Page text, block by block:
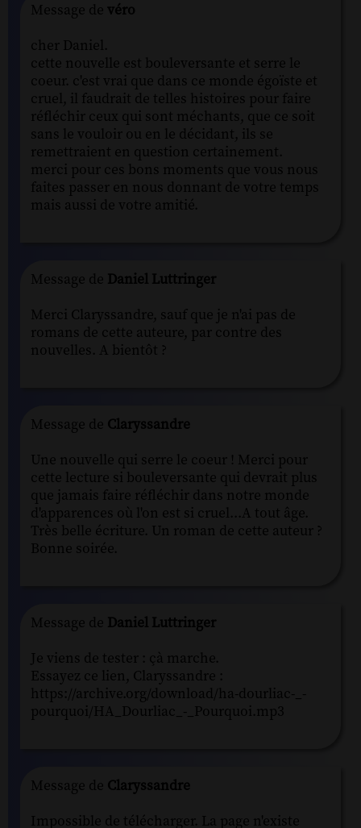
Message de véro
cher Daniel.
cette nouvelle est bouleversante et serre le
coeur. c'est vrai que dans ce monde égoïste et
cruel, il faudrait de telles histoires pour faire
réfléchir ceux qui sont méchants, que ce soit
sans le vouloir ou en le décidant, ils se
remettraient en question certainement.
merci pour ces bons moments que vous nous
faites passer en nous donnant de votre temps
mais aussi de votre amitié.
Message de Daniel Luttringer
Merci Claryssandre, sauf que je n'ai pas de
romans de cette auteure, par contre des
nouvelles. A bientôt ?
Message de Claryssandre
Une nouvelle qui serre le coeur ! Merci pour
cette lecture si bouleversante qui devrait plus
que jamais faire réfléchir dans notre monde
d'apparences où l'on est si cruel...A tout âge.
Très belle écriture. Un roman de cette auteur ?
Bonne soirée.
Message de Daniel Luttringer
Je viens de tester : çà marche.
Essayez ce lien, Claryssandre :
https://archive.org/download/ha-dourliac-_-
pourquoi/HA_Dourliac_-_Pourquoi.mp3
Message de Claryssandre
Impossible de télécharger. La page n'existe